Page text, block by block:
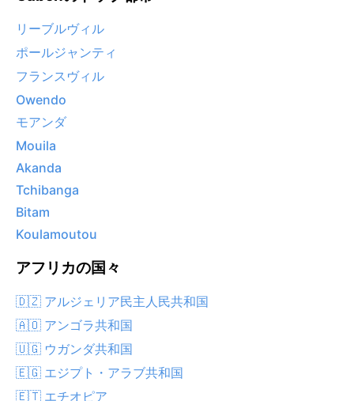
リーブルヴィル
ポールジャンティ
フランスヴィル
Owendo
モアンダ
Mouila
Akanda
Tchibanga
Bitam
Koulamoutou
アフリカの国々
🇩🇿 アルジェリア民主人民共和国
🇦🇴 アンゴラ共和国
🇺🇬 ウガンダ共和国
🇪🇬 エジプト・アラブ共和国
🇪🇹 エチオピア